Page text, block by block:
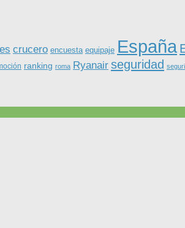
crucero encuesta equipaje España
ranking roma Ryanair seguridad